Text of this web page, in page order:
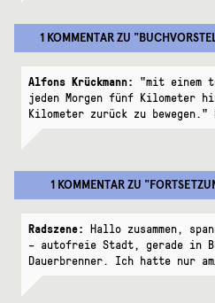
1 KOMMENTARZU "
Alfons Krückmann: "mit einem
jeden Morgen fünf Kilometer
Kilometer zurück zu bewegen."
1 KOMMENTARZU "
Radszene: Hallo zusammen,
– autofreie Stadt, gerade
Dauerbrenner. Ich hatte nur